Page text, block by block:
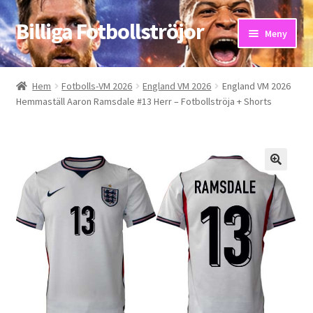
Hoppa
till
navigering
Hoppa
till
innehåll
Billiga Fotbollströjor Meny
Hem
Bloggar
Kassa
Kontakta oss
Mitt konto
Storleksguiden
Hem Fotbolls-VM 2026 England VM 2026
England VM 2026
Hemmaställ Aaron Ramsdale #13 Herr – Fotbollströja + Shorts